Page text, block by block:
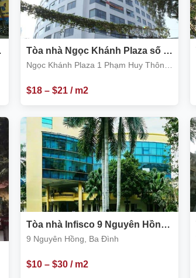
Tòa nhà Ngọc Khánh Plaza số 1
Phạm Huy Thông, Ba Đình
Ngọc Khánh Plaza 1 Phạm Huy Thông,
$18– $21/ m2
Tòa nhà Infisco 9 Nguyên Hồng,
Ba Đình
9 Nguyên Hồng, Ba Đình
$10– $30/ m2